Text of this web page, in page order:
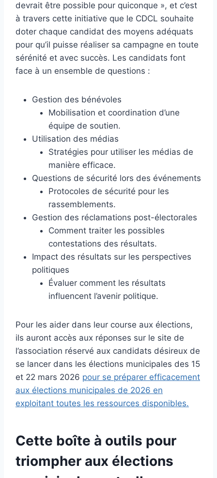
devrait être possible pour quiconque », et c’est
à travers cette initiative que le CDCL souhaite
doter chaque candidat des moyens adéquats
pour qu’il puisse réaliser sa campagne en toute
sérénité et avec succès. Les candidats font
face à un ensemble de questions :
Gestion des bénévoles
Mobilisation et coordination d’une
équipe de soutien.
Utilisation des médias
Stratégies pour utiliser les médias de
manière efficace.
Questions de sécurité lors des événements
Protocoles de sécurité pour les
rassemblements.
Gestion des réclamations post-électorales
Comment traiter les possibles
contestations des résultats.
Impact des résultats sur les perspectives
politiques
Évaluer comment les résultats
influencent l’avenir politique.
Pour les aider dans leur course aux élections,
ils auront accès aux réponses sur le site de
l’association réservé aux candidats désireux de
se lancer dans les élections municipales des 15
et 22 mars 2026 pour se préparer efficacement
aux élections municipales de 2026 en
exploitant toutes les ressources disponibles.
Cette boîte à outils pour
triompher aux élections